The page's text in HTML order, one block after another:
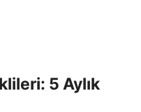
5 Aylık